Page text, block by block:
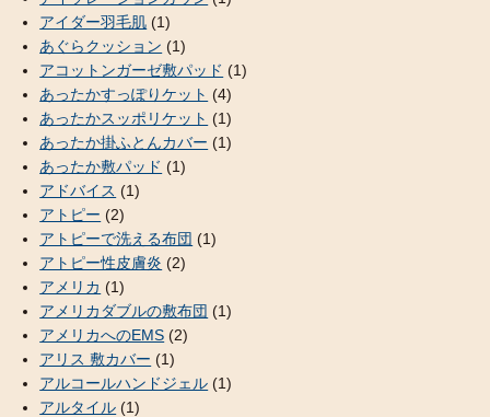
アイダー羽毛肌 (1)
あぐらクッション (1)
アコットンガーゼ敷パッド (1)
あったかすっぽりケット (4)
あったかスッポリケット (1)
あったか掛ふとんカバー (1)
あったか敷パッド (1)
アドバイス (1)
アトピー (2)
アトピーで洗える布団 (1)
アトピー性皮膚炎 (2)
アメリカ (1)
アメリカダブルの敷布団 (1)
アメリカへのEMS (2)
アリス 敷カバー (1)
アルコールハンドジェル (1)
アルタイル (1)